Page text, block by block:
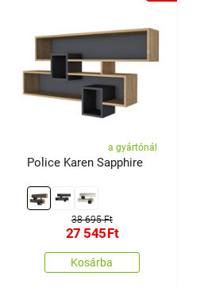
a gyártónál
Police Karen Sapphire
38 695 Ft
27 545Ft
Kosárba